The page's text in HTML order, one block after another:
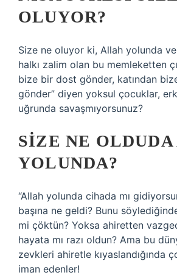
OLUYOR?
Size ne oluyor ki, Allah yolunda
halkı zalim olan bu memleketten
bize bir dost gönder, katından
gönder” diyen yoksul çocuklar,
uğrunda savaşmıyorsunuz?
SIZE NE
YOLUNDA?
“Allah yolunda cihada mı
başına ne geldi? Bunu
mi çöktün? Yoksa ahiretten
hayata mı razı oldun? Ama bu
zevkleri ahiretle kıyaslandığında
iman edenler!